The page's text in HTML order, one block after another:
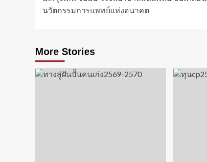
navigation
นวัตกรรมการแพทย์แห่งอนาคต
More Stories